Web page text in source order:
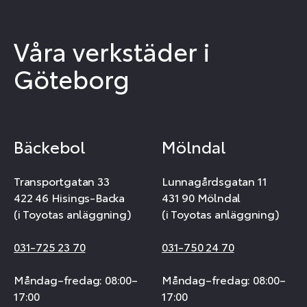
Våra verkstäder i
Göteborg
Bäckebol
Transportgatan 33
422 46 Hisings-Backa
(i Toyotas anläggning)
031-725 23 70
Måndag–fredag: 08:00–
17:00
Mölndal
Lunnagårdsgatan 11
431 90 Mölndal
(i Toyotas anläggning)
031-750 24 70
Måndag–fredag: 08:00–
17:00